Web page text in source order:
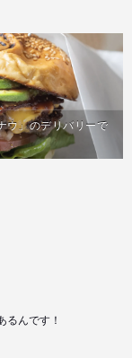
ウ」のデリバリーで
るんです！